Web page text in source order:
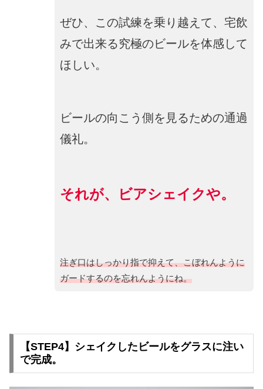
ぜひ、この試練を乗り越えて、宅飲
みで出来る究極のビールを体感して
ほしい。
ビールの向こう側を見るための通過
儀礼。
それが、ビアシェイクや。
注ぎ口はしっかり指で抑えて、こぼれんように
ガードするのを忘れんようにね。
【STEP4】シェイクしたビールをグラスに注い
で完成。